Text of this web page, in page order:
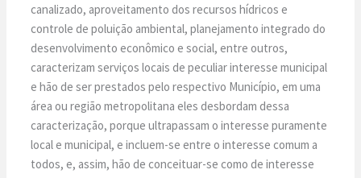
canalizado, aproveitamento dos recursos hídricos e
controle de poluição ambiental, planejamento integrado do
desenvolvimento econômico e social, entre outros,
caracterizam serviços locais de peculiar interesse municipal
e hão de ser prestados pelo respectivo Município, em uma
área ou região metropolitana eles desbordam dessa
caracterização, porque ultrapassam o interesse puramente
local e municipal, e incluem-se entre o interesse comum a
todos, e, assim, hão de conceituar-se como de interesse